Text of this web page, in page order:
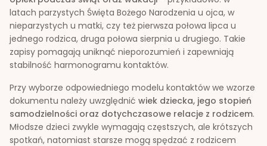
latach parzystych Święta Bożego Narodzenia u ojca, w
nieparzystych u matki, czy też pierwsza połowa lipca u
jednego rodzica, druga połowa sierpnia u drugiego. Takie
zapisy pomagają uniknąć nieporozumień i zapewniają
stabilność harmonogramu kontaktów.
Przy wyborze odpowiedniego modelu kontaktów we wzorze
dokumentu należy uwzględnić wiek dziecka, jego stopień
samodzielności oraz dotychczasowe relacje z rodzicem.
Młodsze dzieci zwykle wymagają częstszych, ale krótszych
spotkań, natomiast starsze mogą spędzać z rodzicem